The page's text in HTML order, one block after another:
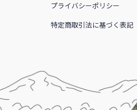
プライバシーポリシー
特定商取引法に基づく表記